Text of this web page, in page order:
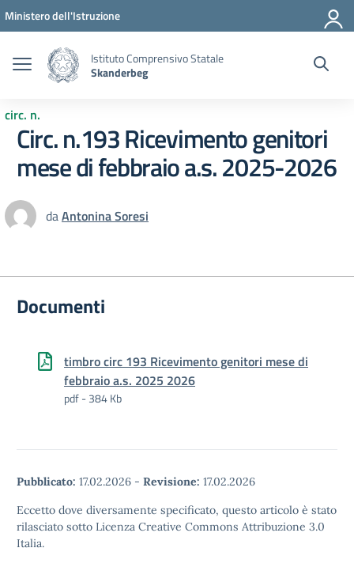
Vai ai contenuti
Vai al menu di navigazione
Vai al footer
Ministero dell'Istruzione
Istituto Comprensivo Statale
Skanderbeg
circ. n.
Circ. n.193 Ricevimento genitori
mese di febbraio a.s. 2025-2026
daAntonina Soresi
Documenti
timbro circ 193 Ricevimento genitori mese di
febbraio a.s. 2025 2026
pdf - 384 Kb
Pubblicato: 17.02.2026 - Revisione: 17.02.2026
Eccetto dove diversamente specificato, questo articolo è stato
rilasciato sotto Licenza Creative Commons Attribuzione 3.0
Italia.